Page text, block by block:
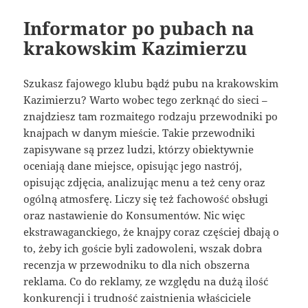
Informator po pubach na
krakowskim Kazimierzu
Szukasz fajowego klubu bądź pubu na krakowskim
Kazimierzu? Warto wobec tego zerknąć do sieci –
znajdziesz tam rozmaitego rodzaju przewodniki po
knajpach w danym mieście. Takie przewodniki
zapisywane są przez ludzi, którzy obiektywnie
oceniają dane miejsce, opisując jego nastrój,
opisując zdjęcia, analizując menu a też ceny oraz
ogólną atmosferę. Liczy się też fachowość obsługi
oraz nastawienie do Konsumentów. Nic więc
ekstrawaganckiego, że knajpy coraz częściej dbają o
to, żeby ich goście byli zadowoleni, wszak dobra
recenzja w przewodniku to dla nich obszerna
reklama. Co do reklamy, ze względu na dużą ilość
konkurencji i trudność zaistnienia właściciele